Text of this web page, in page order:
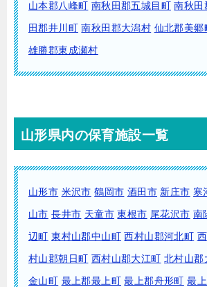
山本郡八峰町 南秋田郡五城目町 南秋田
田郡井川町 南秋田郡大潟村 仙北郡美郷
雄勝郡東成瀬村
山形県内の保育施設一覧
山形市 米沢市 鶴岡市 酒田市 新庄市 寒
山市 長井市 天童市 東根市 尾花沢市 南
辺町 東村山郡中山町 西村山郡河北町
村山郡朝日町 西村山郡大江町 北村山郡
金山町 最上郡最上町 最上郡舟形町 最